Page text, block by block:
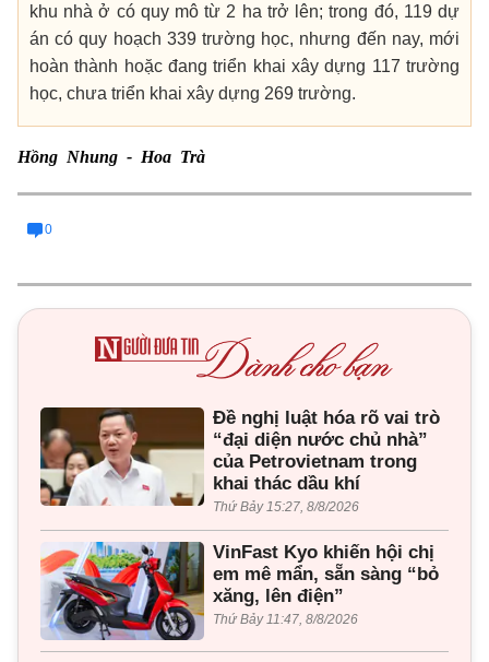
khu nhà ở có quy mô từ 2 ha trở lên; trong đó, 119 dự
án có quy hoạch 339 trường học, nhưng đến nay, mới
hoàn thành hoặc đang triển khai xây dựng 117 trường
học, chưa triển khai xây dựng 269 trường.
Hồng Nhung - Hoa Trà
0
Đề nghị luật hóa rõ vai trò
“đại diện nước chủ nhà”
của Petrovietnam trong
khai thác dầu khí
Thứ Bảy 15:27, 8/8/2026
VinFast Kyo khiến hội chị
em mê mẩn, sẵn sàng “bỏ
xăng, lên điện”
Thứ Bảy 11:47, 8/8/2026